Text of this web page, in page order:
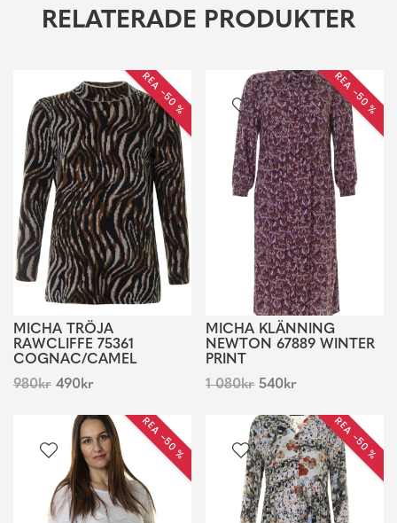
RELATERADE PRODUKTER
REA −50 %
MICHA TRÖJA
RAWCLIFFE 75361
COGNAC/CAMEL
980kr 490kr
REA −50 %
MICHA KLÄNNING
NEWTON 67889 WINTER
PRINT
1 080kr 540kr
REA −50 % REA −50 %